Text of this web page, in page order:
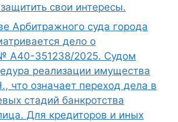
свои интересы.
Арбитражного суда города
дело о
А40-351238/2025. Судом
реализации имущества
что означает переход дела в
стадий банкротства
Для кредиторов и иных